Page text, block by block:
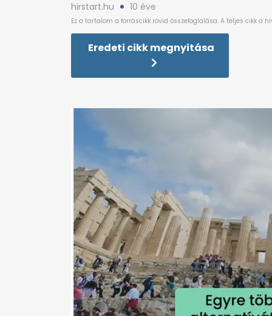
hirstart.hu 10 éve
Eredeti cikk megnyitása